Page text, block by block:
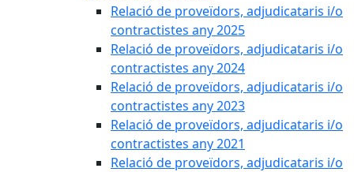
Relació de proveïdors, adjudicataris i/o
contractistes any 2025
Relació de proveïdors, adjudicataris i/o
contractistes any 2024
Relació de proveïdors, adjudicataris i/o
contractistes any 2023
Relació de proveïdors, adjudicataris i/o
contractistes any 2021
Relació de proveïdors, adjudicataris i/o